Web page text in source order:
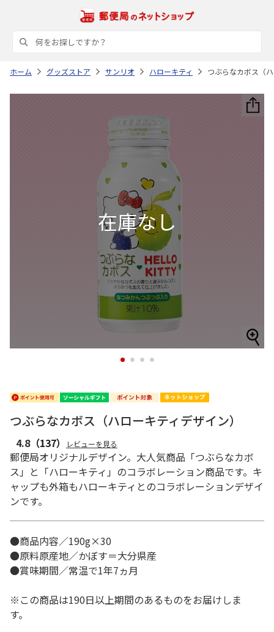
ホーム グッズストア サンリオ ハローキティ つぶらなカボス（
1 2 3 4
つぶらなカボス（ハローキティデザイン）
4.8（137） レビューを見る
郵便局オリジナルデザイン。大人気商品「つぶらなカボ
ス」と「ハローキティ」のコラボレーション商品です。キ
ャップも外箱もハローキティとのコラボレーションデザイ
ンです。
●商品内容／190g×30
●原料原産地／かぼす＝大分県産
●賞味期間／常温で1年7ヵ月
※この商品は190日以上期間のあるものをお届けしま
す。